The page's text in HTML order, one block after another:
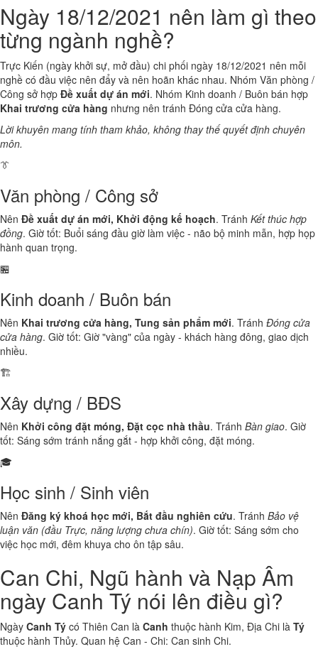
Ngày 18/12/2021 nên làm gì theo
từng ngành nghề?
Trực Kiến (ngày khởi sự, mở đầu) chi phối ngày 18/12/2021 nên mỗi
nghề có đầu việc nên đẩy và nên hoãn khác nhau. Nhóm Văn phòng /
Công sở hợp Đề xuất dự án mới. Nhóm Kinh doanh / Buôn bán hợp
Khai trương cửa hàng nhưng nên tránh Đóng cửa cửa hàng.
Lời khuyên mang tính tham khảo, không thay thế quyết định chuyên
môn.
👔
Văn phòng / Công sở
Nên Đề xuất dự án mới, Khởi động kế hoạch. Tránh Kết thúc hợp
đồng. Giờ tốt: Buổi sáng đầu giờ làm việc - não bộ minh mẫn, hợp họp
hành quan trọng.
🏪
Kinh doanh / Buôn bán
Nên Khai trương cửa hàng, Tung sản phẩm mới. Tránh Đóng cửa
cửa hàng. Giờ tốt: Giờ "vàng" của ngày - khách hàng đông, giao dịch
nhiều.
🏗️
Xây dựng / BĐS
Nên Khởi công đặt móng, Đặt cọc nhà thầu. Tránh Bàn giao. Giờ
tốt: Sáng sớm tránh nắng gắt - hợp khởi công, đặt móng.
🎓
Học sinh / Sinh viên
Nên Đăng ký khoá học mới, Bắt đầu nghiên cứu. Tránh Bảo vệ
luận văn (đầu Trực, năng lượng chưa chín). Giờ tốt: Sáng sớm cho
việc học mới, đêm khuya cho ôn tập sâu.
Can Chi, Ngũ hành và Nạp Âm
ngày Canh Tý nói lên điều gì?
Ngày Canh Tý có Thiên Can là Canh thuộc hành Kim, Địa Chi là Tý
thuộc hành Thủy. Quan hệ Can - Chi: Can sinh Chi.